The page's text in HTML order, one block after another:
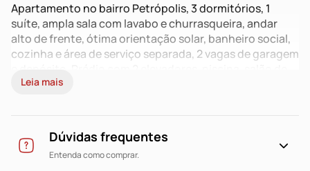
Apartamento no bairro Petrópolis, 3 dormitórios, 1
suíte, ampla sala com lavabo e churrasqueira, andar
alto de frente, ótima orientação solar, banheiro social,
cozinha e área de serviço separada, 2 vagas de garagem
festas, gás central, sala fitness
Leia mais
Dúvidas frequentes
Entenda como comprar.